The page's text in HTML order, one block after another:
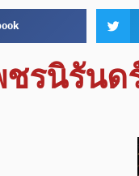
ชรนิรัน